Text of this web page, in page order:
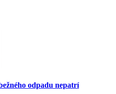
odpadu nepatrí